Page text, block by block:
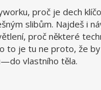
proč je dech
slibům. Najdeš i
proč některé
to je tu ne proto, že
vlastního těla.